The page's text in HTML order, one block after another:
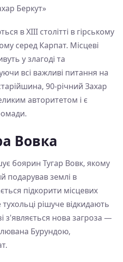
Беркут»
в XIII столітті в гірському
серед Карпат. Місцеві
у злагоді та
всі важливі питання на
90-річний Захар
авторитетом і є
Вовка
боярин Тугар Вовк, якому
подарував землі в
підкорити місцевих
тухольці рішуче відкидають
з'являється нова загроза —
Бурундою,